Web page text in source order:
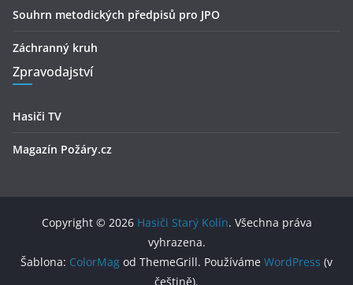
Souhrn metodických předpisů pro JPO
Záchranný kruh
Zpravodajství
Hasiči TV
Magazín Požáry.cz
Copyright © 2026 Hasiči Starý Kolín. Všechna práva
vyhrazena.
Šablona: ColorMag od ThemeGrill. Používáme WordPress (v
češtině).